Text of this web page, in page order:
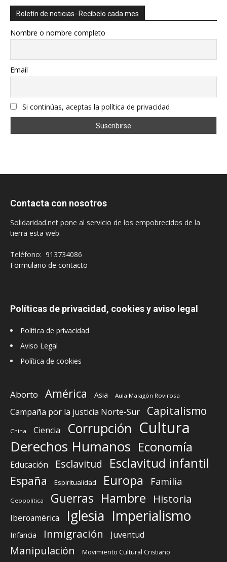
Boletín de noticias- Recíbelo cada mes
Nombre o nombre completo
Email
Si continúas, aceptas la política de privacidad
Contacta con nosotros
Solidaridad.net pone al servicio de los empobrecidos de la
tierra esta web.
Teléfono: 913734086
Formulario de contacto
Políticas de privacidad, cookies y aviso legal
Política de privacidad
Aviso Legal
Política de cookies
Aborto América Asia Aula Malagón Rovirosa
Campaña por la justicia Norte-Sur Capitalismo
China Ciencia Corrupción Cultura
Derechos Humanos Economía
Educación Esclavitud Esclavitud infantil
España Espiritualidad Europa Familia
Geopolítica Guerras Hambre Historia
Iberoamérica Iglesia Imperialismo
Infancia Inmigración Juventud
Manipulación Movimiento Cultural Cristiano